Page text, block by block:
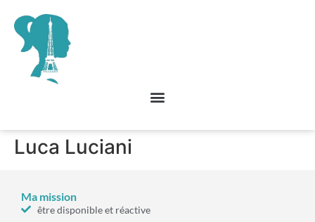
Luca Luciani
Ma mission
être disponible et réactive